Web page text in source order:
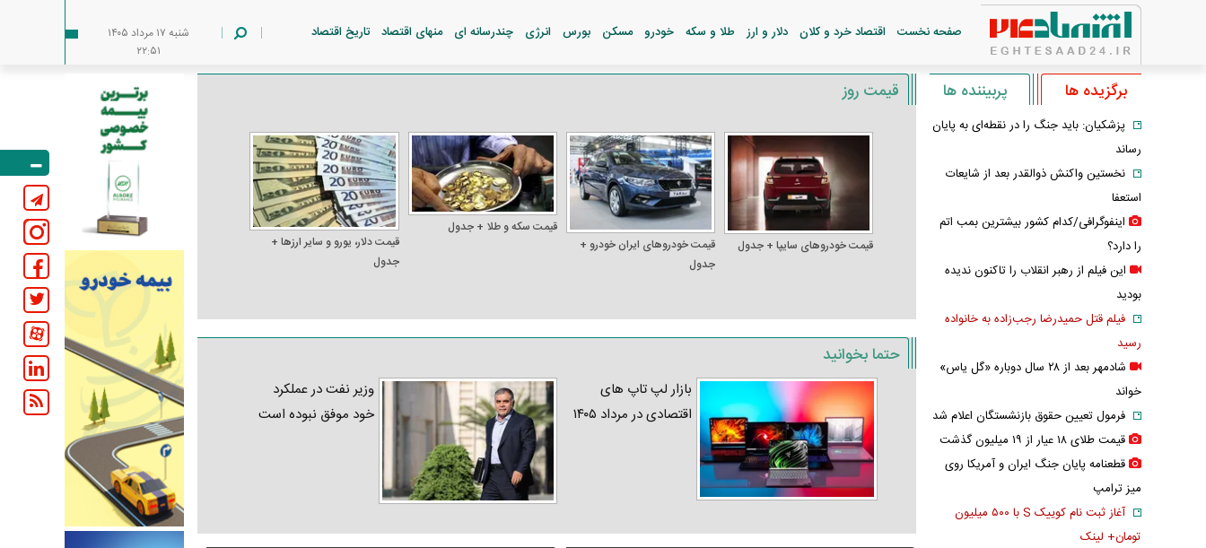
صفحه نخست اقتصاد خرد و کلان دلار و ارز طلا و سکه خودرو مسکن بورس انرژی چندرسانه ای منهای اقتصاد تاریخ اقتصاد
شنبه ۱۷ مرداد ۱۴۰۵
۲۲:۵۱
قیمت روز
قیمت خودرو‌های سایپا + جدول
قیمت خودرو‌های ایران خودرو +
جدول
قیمت سکه و طلا + جدول
قیمت دلار، یورو و سایر ارز‌ها +
جدول
حتما بخوانید
بازار لپ‌ تاپ‌ های
اقتصادی در مرداد ۱۴۰۵
وزیر نفت در عملکرد
خود موفق نبوده است
برگزیده ها پربیننده ها
پزشکیان: باید جنگ را در نقطه‌ای به پایان
رساند
نخستین واکنش ذوالقدر بعد از شایعات
استعفا
اینفوگرافی/کدام کشور بیشترین بمب اتم
را دارد؟
این فیلم از رهبر انقلاب را تاکنون ندیده
بودید
فیلم قتل حمیدرضا رجب‌زاده به خانواده
رسید
شادمهر بعد از ۲۸ سال دوباره «گل یاس»
خواند
فرمول تعیین حقوق بازنشستگان اعلام شد
قیمت طلای ۱۸ عیار از ۱۹ میلیون گذشت
قطعنامه پایان جنگ ایران و آمریکا روی
میز ترامپ
آغاز ثبت نام کوییک S با ۵۰۰ میلیون
تومان+ لینک